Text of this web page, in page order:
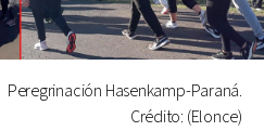
Peregrinación Hasenkamp-Paraná.
Crédito: (Elonce)